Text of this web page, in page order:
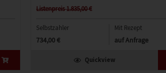
Listenpreis 1.835,00 €
Selbstzahler
734,00 €
Mit Rezept
auf Anfrage
Quickview